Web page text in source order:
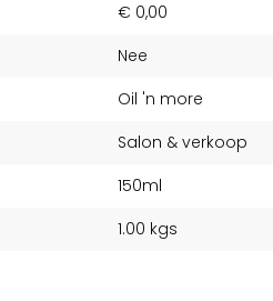
€ 0,00
Nee
Oil 'n more
Salon & verkoop
150ml
1.00 kgs